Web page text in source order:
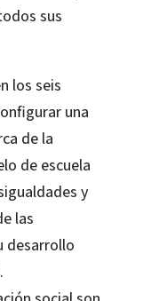
sus
los seis
una
de la
de escuela
y
las
desarrollo